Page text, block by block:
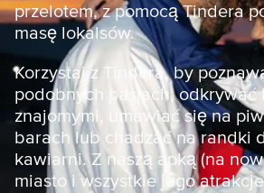
w
n
a
przelotem, z pomocą Tindera
masę lokalsów.
Korzystaj z Tindera, by
podobnych pasjach, odkrywać
znajomymi, umawiać się na
barach lub chadzać na randki
kawiarni. Z naszą apką (na
miasto i wszystkie jego